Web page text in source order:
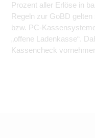
Prozent aller Erlöse in
Regeln zur GoBD
bzw. PC-
„offene Ladenkasse“.
Kassencheck